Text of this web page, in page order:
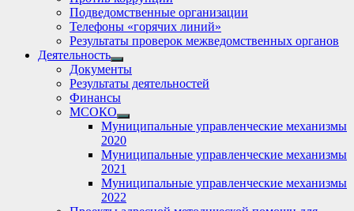
Подведомственные организации
Телефоны «горячих линий»
Результаты проверок межведомственных органов
Деятельность
Show
sub
menu
Документы
Результаты деятельностей
Финансы
МСОКО
Show
sub
menu
Муниципальные управленческие механизмы
2020
Муниципальные управленческие механизмы
2021
Муниципальные управленческие механизмы
2022